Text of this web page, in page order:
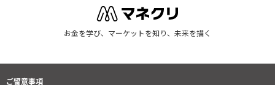
お金を学び、マーケットを知り、未来を描く
ご留意事項